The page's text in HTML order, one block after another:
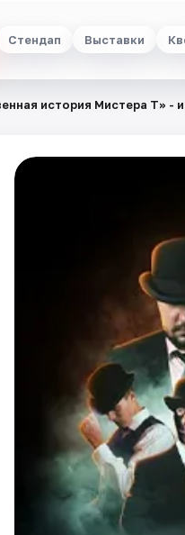
Стендап Выставки
история Мистера Т»